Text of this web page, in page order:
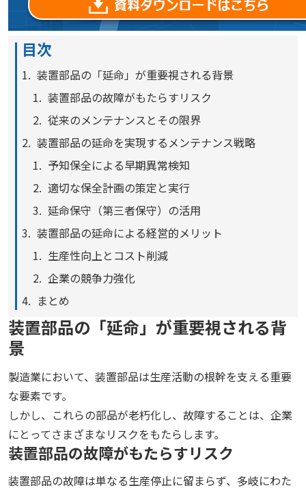
目次
装置部品の「延命」が重要視される背景
装置部品の故障がもたらすリスク
従来のメンテナンスとその限界
装置部品の延命を実現するメンテナンス戦略
予知保全による早期異常検知
適切な保全計画の策定と実行
延命保守（第三者保守）の活用
装置部品の延命による経営的メリット
生産性向上とコスト削減
企業の競争力強化
まとめ
装置部品の「延命」が重要視される背
景
製造業において、装置部品は生産活動の根幹を支える重要
な要素です。
しかし、これらの部品が老朽化し、故障することは、企業
にとってさまざまなリスクをもたらします。
装置部品の故障がもたらすリスク
装置部品の故障は単なる生産停止に留まらず、多岐にわた